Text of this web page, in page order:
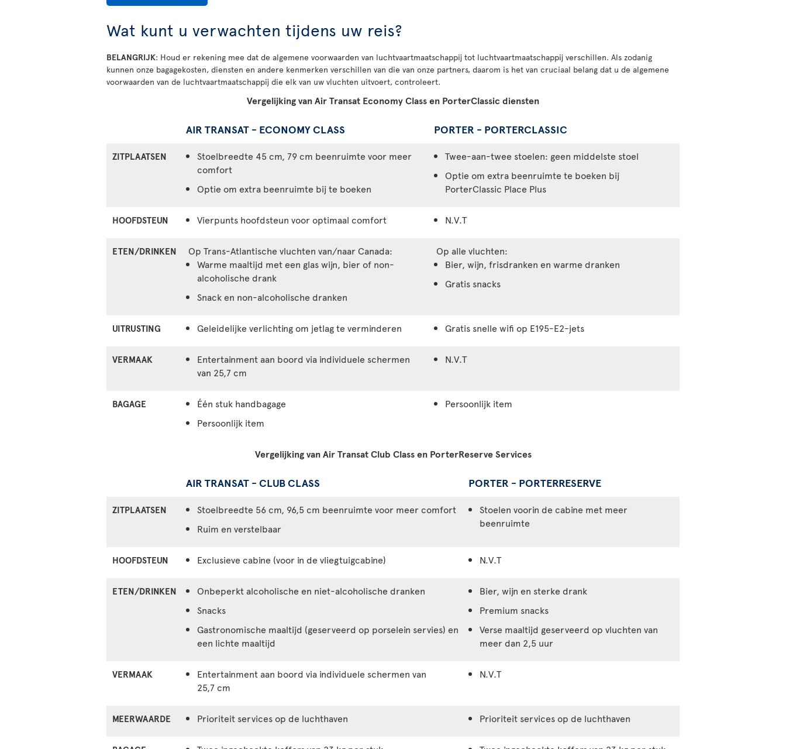
Wat kunt u verwachten tijdens uw reis?
BELANGRIJK: Houd er rekening mee dat de algemene voorwaarden van luchtvaartmaatschappij tot luchtvaartmaatschappij verschillen. Als zodanig
kunnen onze bagagekosten, diensten en andere kenmerken verschillen van die van onze partners, daarom is het van cruciaal belang dat u de algemene
voorwaarden van de luchtvaartmaatschappij die elk van uw vluchten uitvoert, controleert.
Vergelijking van Air Transat Economy Class en PorterClassic diensten
AIR TRANSAT - ECONOMY CLASS PORTER - PORTERCLASSIC
ZITPLAATSEN
Stoelbreedte 45 cm, 79 cm beenruimte voor meer
comfort
Optie om extra beenruimte bij te boeken
Twee-aan-twee stoelen: geen middelste stoel
Optie om extra beenruimte te boeken bij
PorterClassic Place Plus
HOOFDSTEUN Vierpunts hoofdsteun voor optimaal comfort N.V.T
ETEN/DRINKEN
Op Trans-Atlantische vluchten van/naar Canada:
Warme maaltijd met een glas wijn, bier of non-
alcoholische drank
Snack en non-alcoholische dranken
Op alle vluchten:
Bier, wijn, frisdranken en warme dranken
Gratis snacks
UITRUSTING Geleidelijke verlichting om jetlag te verminderen Gratis snelle wifi op E195-E2-jets
VERMAAK
Entertainment aan boord via individuele schermen
van 25,7 cm
N.V.T
BAGAGE
Één stuk handbagage
Persoonlijk item
Persoonlijk item
Vergelijking van Air Transat Club Class en PorterReserve Services
AIR TRANSAT - CLUB CLASS PORTER - PORTERRESERVE
ZITPLAATSEN
Stoelbreedte 56 cm, 96,5 cm beenruimte voor meer comfort
Ruim en verstelbaar
Stoelen voorin de cabine met meer
beenruimte
HOOFDSTEUN Exclusieve cabine (voor in de vliegtuigcabine) N.V.T
ETEN/DRINKEN
Onbeperkt alcoholische en niet-alcoholische dranken
Snacks
Gastronomische maaltijd (geserveerd op porselein servies) en
een lichte maaltijd
Bier, wijn en sterke drank
Premium snacks
Verse maaltijd geserveerd op vluchten van
meer dan 2,5 uur
VERMAAK
Entertainment aan boord via individuele schermen van
25,7 cm
N.V.T
MEERWAARDE Prioriteit services op de luchthaven Prioriteit services op de luchthaven